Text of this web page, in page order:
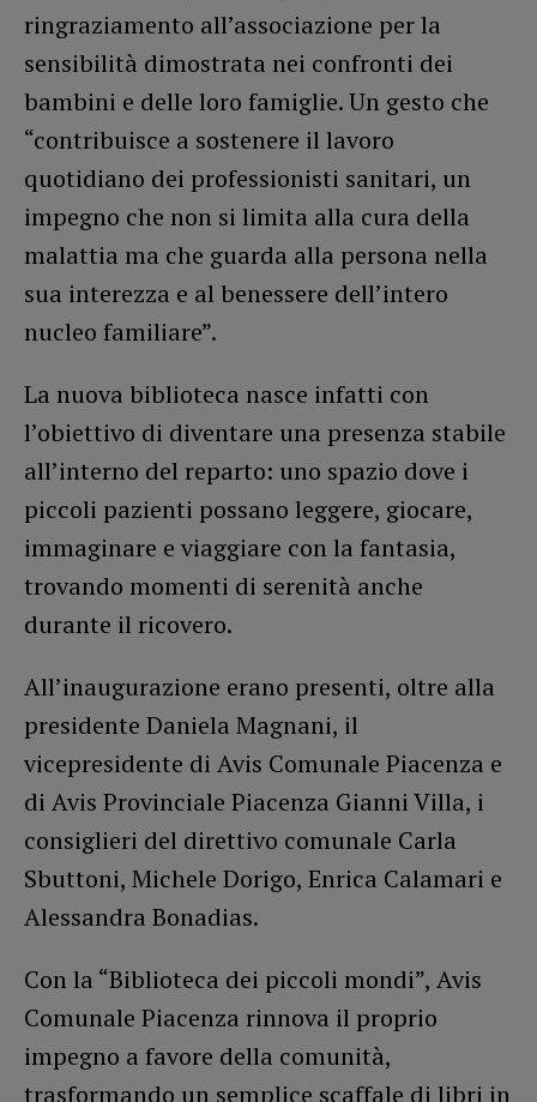
ringraziamento all’associazione per la
sensibilità dimostrata nei confronti dei
bambini e delle loro famiglie. Un gesto che
“contribuisce a sostenere il lavoro
quotidiano dei professionisti sanitari, un
impegno che non si limita alla cura della
malattia ma che guarda alla persona nella
sua interezza e al benessere dell’intero
nucleo familiare”.
La nuova biblioteca nasce infatti con
l’obiettivo di diventare una presenza stabile
all’interno del reparto: uno spazio dove i
piccoli pazienti possano leggere, giocare,
immaginare e viaggiare con la fantasia,
trovando momenti di serenità anche
durante il ricovero.
All’inaugurazione erano presenti, oltre alla
presidente Daniela Magnani, il
vicepresidente di Avis Comunale Piacenza e
di Avis Provinciale Piacenza Gianni Villa, i
consiglieri del direttivo comunale Carla
Sbuttoni, Michele Dorigo, Enrica Calamari e
Alessandra Bonadias.
Con la “Biblioteca dei piccoli mondi”, Avis
Comunale Piacenza rinnova il proprio
impegno a favore della comunità,
trasformando un semplice scaffale di libri in